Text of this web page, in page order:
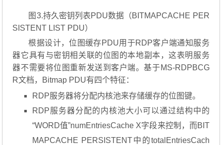
图3.持久密钥列表PDU数据（BITMAPCACHE PER
SISTENT LIST PDU）
根据设计，位图缓存PDU用于RDP客户端通知服务
器它具有与密钥相关联的位图的本地副本，这表明服务
器不需要将位图重新发送到客户端。基于MS-RDPBCG
R文档，Bitmap PDU有四个特征：
RDP服务器将分配内核池来存储缓存的位图键。
RDP服务器分配的内核池大小可以通过结构中的
“WORD值”numEntriesCache X字段来控制，而BIT
MAPCACHE PERSISTENT中的totalEntriesCach